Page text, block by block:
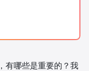
有哪些是重要的？我